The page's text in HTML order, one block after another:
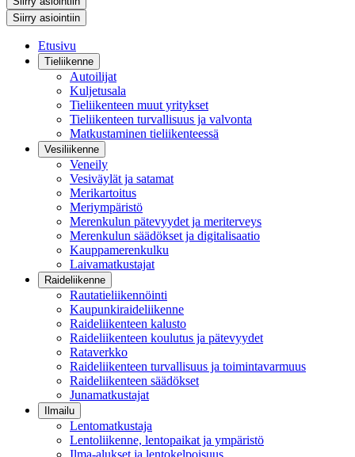
Siirry asiointiin
Etusivu
Tieliikenne
Autoilijat
Kuljetusala
Tieliikenteen muut yritykset
Tieliikenteen turvallisuus ja valvonta
Matkustaminen tieliikenteessä
Vesiliikenne
Veneily
Vesiväylät ja satamat
Merikartoitus
Meriympäristö
Merenkulun pätevyydet ja meriterveys
Merenkulun säädökset ja digitalisaatio
Kauppamerenkulku
Laivamatkustajat
Raideliikenne
Rautatieliikennöinti
Kaupunkiraideliikenne
Raideliikenteen kalusto
Raideliikenteen koulutus ja pätevyydet
Rataverkko
Raideliikenteen turvallisuus ja toimintavarmuus
Raideliikenteen säädökset
Junamatkustajat
Ilmailu
Lentomatkustaja
Lentoliikenne, lentopaikat ja ympäristö
Ilma-alukset ja lentokelpoisuus